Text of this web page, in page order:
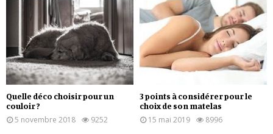
Quelle déco choisir pour un
couloir ?
5 novembre 2018
9252
3 points à considérer pour le
choix de son matelas
15 mai 2019
8996